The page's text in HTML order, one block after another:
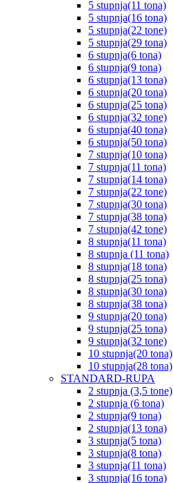
5 stupnja(11 tona)
5 stupnja(16 tona)
5 stupnja(22 tone)
5 stupnja(29 tona)
6 stupnja(6 tona)
6 stupnja(9 tona)
6 stupnja(13 tona)
6 stupnja(20 tona)
6 stupnja(25 tona)
6 stupnja(32 tone)
6 stupnja(40 tona)
6 stupnja(50 tona)
7 stupnja(10 tona)
7 stupnja(11 tona)
7 stupnja(14 tona)
7 stupnja(22 tone)
7 stupnja(30 tona)
7 stupnja(38 tona)
7 stupnja(42 tone)
8 stupnja(11 tona)
8 stupnja (11 tona)
8 stupnja(18 tona)
8 stupnja(25 tona)
8 stupnja(30 tona)
8 stupnja(38 tona)
9 stupnja(20 tona)
9 stupnja(25 tona)
9 stupnja(32 tone)
10 stupnja(20 tona)
10 stupnja(28 tona)
STANDARD-RUPA
2 stupnja (3,5 tone)
2 stupnja (6 tona)
2 stupnja(9 tona)
2 stupnja(13 tona)
3 stupnja(5 tona)
3 stupnja(8 tona)
3 stupnja(11 tona)
3 stupnja(16 tona)